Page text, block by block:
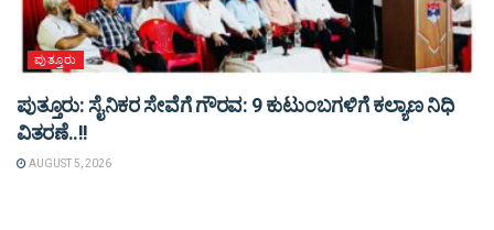
ಪುತ್ತೂರು
ಪುತ್ತೂರು: ಸೈನಿಕರ ಸೇವೆಗೆ ಗೌರವ: 9 ಕುಟುಂಬಗಳಿಗೆ ಕಲ್ಯಾಣ ನಿಧಿ
ವಿತರಣೆ..!!
AUGUST 5, 2026